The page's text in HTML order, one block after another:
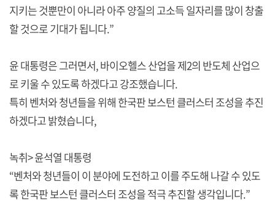
지키는 것뿐만이 아니라 아주 양질의 고소득 일자리를 많이 창출
할 것으로 기대가 됩니다.”
윤 대통령은 그러면서, 바이오헬스 산업을 제2의 반도체 산업으
로 키울 수 있도록 하겠다고 강조했습니다.
특히 벤처와 청년들을 위해 한국판 보스턴 클러스터 조성을 추진
하겠다고 밝혔습니다,
녹취> 윤석열 대통령
“벤처와 청년들이 이 분야에 도전하고 이를 주도해 나갈 수 있도
록 한국판 보스턴 클러스터 조성을 적극 추진할 생각입니다.”